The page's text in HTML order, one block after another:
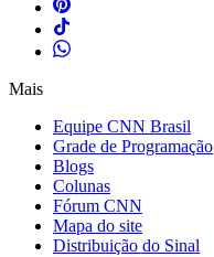
Mais
Equipe CNN Brasil
Grade de Programação
Blogs
Colunas
Fórum CNN
Mapa do site
Distribuição do Sinal